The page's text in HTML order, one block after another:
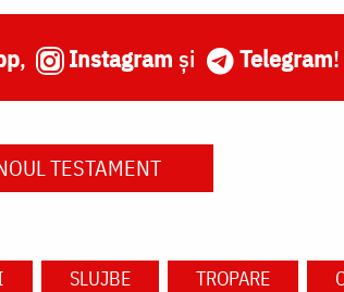
, Instagram și Telegram!
TESTAMENT
SLUJBE TROPARE